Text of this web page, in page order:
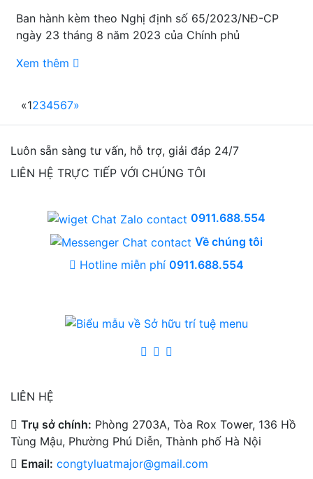
Ban hành kèm theo Nghị định số 65/2023/NĐ-CP
ngày 23 tháng 8 năm 2023 của Chính phủ
Xem thêm
«1234567»
Luôn sẵn sàng tư vấn, hỗ trợ, giải đáp 24/7
LIÊN HỆ TRỰC TIẾP VỚI CHÚNG TÔI
0911.688.554
Về chúng tôi
Hotline miễn phí 0911.688.554
LIÊN HỆ
Trụ sở chính: Phòng 2703A, Tòa Rox Tower, 136 Hồ
Tùng Mậu, Phường Phú Diễn, Thành phố Hà Nội
Email: congtyluatmajor@gmail.com